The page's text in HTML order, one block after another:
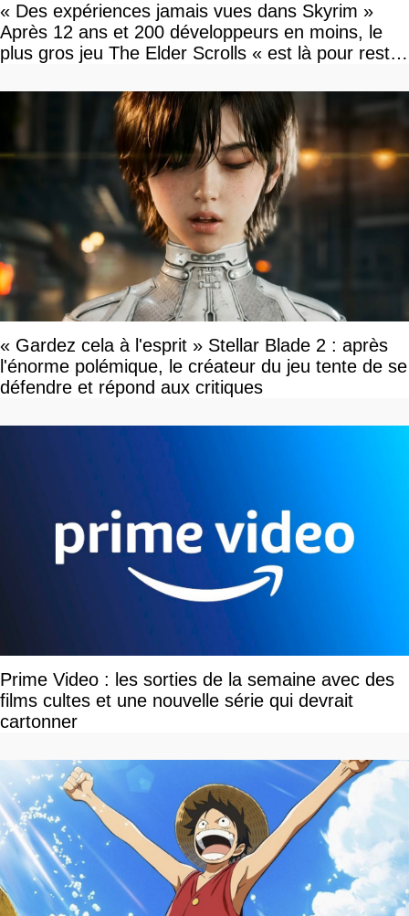
« Des expériences jamais vues dans Skyrim »
Après 12 ans et 200 développeurs en moins, le
plus gros jeu The Elder Scrolls « est là pour rester
« Gardez cela à l'esprit » Stellar Blade 2 : après
l'énorme polémique, le créateur du jeu tente de se
défendre et répond aux critiques
Prime Video : les sorties de la semaine avec des
films cultes et une nouvelle série qui devrait
cartonner